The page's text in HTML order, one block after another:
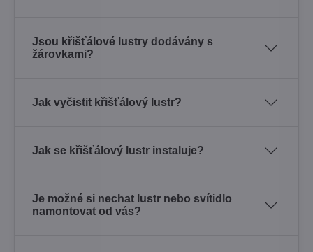
Jsou křišťálové lustry dodávány s
žárovkami?
Jak vyčistit křišťálový lustr?
Jak se křišťálový lustr instaluje?
Je možné si nechat lustr nebo svítidlo
namontovat od vás?